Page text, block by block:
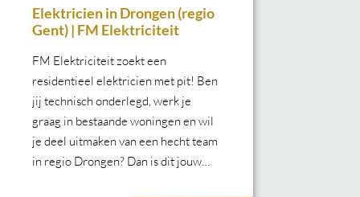
Elektricien in Drongen (regio
Gent) | FM Elektriciteit
FM Elektriciteit zoekt een
residentieel elektricien met pit! Ben
jij technisch onderlegd, werk je
graag in bestaande woningen en wil
je deel uitmaken van een hecht team
in regio Drongen? Dan is dit jouw